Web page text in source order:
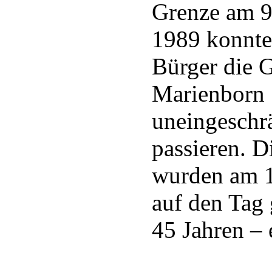
Grenze am
1989
Bürger die
Marienborn
passieren.
wurden am
auf den Tag
45 Jahren –